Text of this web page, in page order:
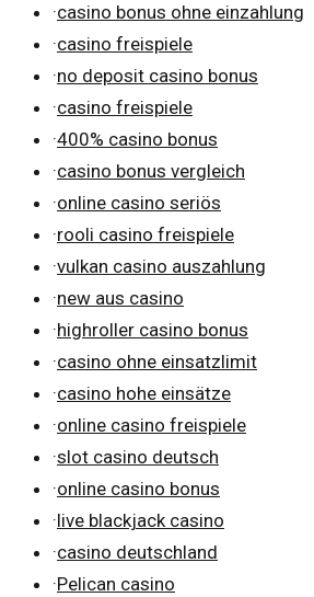
·casino bonus ohne einzahlung
·casino freispiele
·no deposit casino bonus
·casino freispiele
·400% casino bonus
·casino bonus vergleich
·online casino seriös
·rooli casino freispiele
·vulkan casino auszahlung
·new aus casino
·highroller casino bonus
·casino ohne einsatzlimit
·casino hohe einsätze
·online casino freispiele
·slot casino deutsch
·online casino bonus
·live blackjack casino
·casino deutschland
·Pelican casino